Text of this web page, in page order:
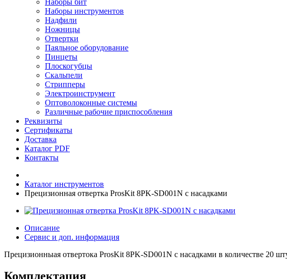
Наборы бит
Наборы инструментов
Надфили
Ножницы
Отвертки
Паяльное оборудование
Пинцеты
Плоскогубцы
Скальпели
Стрипперы
Электроинструмент
Оптоволоконные системы
Различные рабочие приспособления
Реквизиты
Сертификаты
Доставка
Каталог PDF
Контакты
Каталог инструментов
Прецизионная отвертка ProsKit 8PK-SD001N с насадками
Описание
Сервис и доп. информация
Прецизионныая отвертока ProsKit 8PK-SD001N с насадками в количестве 20
Комплектация